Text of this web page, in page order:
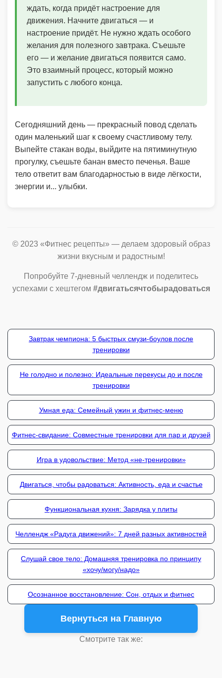
ждать, когда придёт настроение для
движения. Начните двигаться — и
настроение придёт. Не нужно ждать особого
желания для полезного завтрака. Съешьте
его — и желание двигаться появится само.
Это взаимный процесс, который можно
запустить с любого конца.
Сегодняшний день — прекрасный повод сделать
один маленький шаг к своему счастливому телу.
Выпейте стакан воды, выйдите на пятиминутную
прогулку, съешьте банан вместо печенья. Ваше
тело ответит вам благодарностью в виде лёгкости,
энергии и... улыбки.
© 2023 «Фитнес рецепты» — делаем здоровый образ
жизни вкусным и радостным!
Попробуйте 7-дневный челлендж и поделитесь
успехами с хештегом #двигатьсячтобырадоваться
Завтрак чемпиона: 5 быстрых смузи-боулов после
тренировки
Не голодно и полезно: Идеальные перекусы до и после
тренировки
Умная еда: Семейный ужин и фитнес-меню
Фитнес-свидание: Совместные тренировки для пар и друзей
Игра в удовольствие: Метод «не-тренировки»
Двигаться, чтобы радоваться: Активность, еда и счастье
Функциональная кухня: Зарядка у плиты
Челлендж «Радуга движений»: 7 дней разных активностей
Слушай свое тело: Домашняя тренировка по принципу
«хочу/могу/надо»
Осознанное восстановление: Сон, отдых и фитнес
Вернуться на Главную
Смотрите так же: